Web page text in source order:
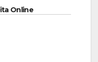
Online